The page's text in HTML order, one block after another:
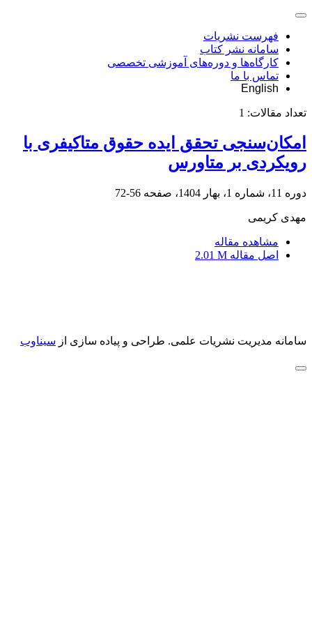
فهرست نشریات
سامانه نشر کتاب
کارگاه‌ها و دوره‌های آموزشی تخصصی
تماس با ما
English
تعداد مقالات: 1
امکان‌سنجی تحقق ایده حقوق متاکیفری با
رویکردی بر متاورس
دوره 11، شماره 1، بهار 1404، صفحه 56-72
مهدی کریمی
مشاهده مقاله
اصل مقاله 2.01 M
سامانه مدیریت نشریات علمی. طراحی و پیاده سازی از سیناوب